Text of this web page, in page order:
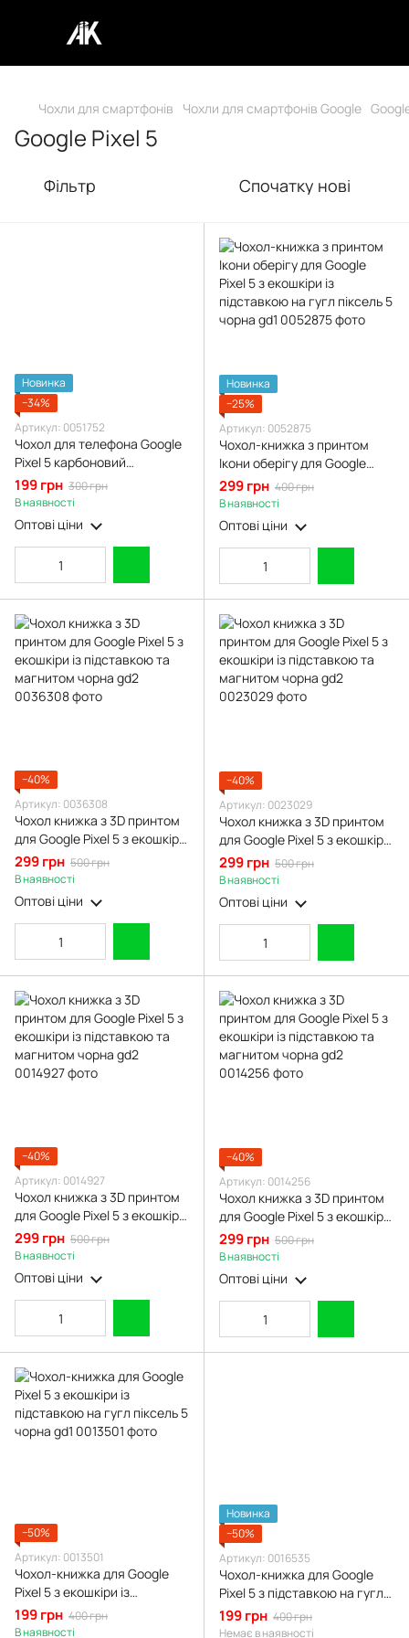
Чохли для смартфонів Чохли для смартфонів Google
Google Pixel 5
Фільтр Спочатку нові
Новинка
−34%
Артикул: 0051752
Чохол для телефона Google
Pixel 5 карбоновий
протиударний з високими
бортами чорний
199 грн 300 грн
В наявності
Оптові ціни
Новинка
−25%
Артикул: 0052875
Чохол-книжка з принтом
Ікони оберігу для Google
Pixel 5 з екошкіри із
підставкою на гугл піксель 5
чорна gd1
299 грн 400 грн
В наявності
Оптові ціни
−40%
Артикул: 0036308
Чохол книжка з 3D принтом
для Google Pixel 5 з екошкіри
із підставкою та магнитом
чорна gd2
299 грн 500 грн
В наявності
Оптові ціни
−40%
Артикул: 0023029
Чохол книжка з 3D принтом
для Google Pixel 5 з екошкіри
із підставкою та магнитом
чорна gd2
299 грн 500 грн
В наявності
Оптові ціни
−40%
Артикул: 0014927
Чохол книжка з 3D принтом
для Google Pixel 5 з екошкіри
із підставкою та магнитом
чорна gd2
299 грн 500 грн
В наявності
Оптові ціни
−40%
Артикул: 0014256
Чохол книжка з 3D принтом
для Google Pixel 5 з екошкіри
із підставкою та магнитом
чорна gd2
299 грн 500 грн
В наявності
Оптові ціни
−50%
Артикул: 0013501
Чохол-книжка для Google
Pixel 5 з екошкіри із
підставкою на гугл піксель 5
чорна gd1
199 грн 400 грн
В наявності
Новинка
−50%
Артикул: 0016535
Чохол-книжка для Google
Pixel 5 з підставкою на гугл
піксель 5 камуфляжна gd1
199 грн 400 грн
Немає в наявності